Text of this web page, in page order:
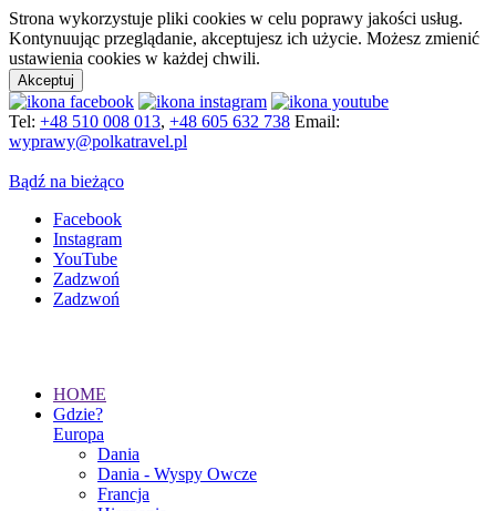
Strona wykorzystuje pliki cookies w celu poprawy jakości usług.
Kontynuując przeglądanie, akceptujesz ich użycie. Możesz zmienić
ustawienia cookies w każdej chwili.
Akceptuj
Tel: +48 510 008 013, +48 605 632 738 Email:
wyprawy@polkatravel.pl
Bądź na bieżąco
Facebook
Instagram
YouTube
Zadzwoń
Zadzwoń
HOME
Gdzie?
Europa
Dania
Dania - Wyspy Owcze
Francja